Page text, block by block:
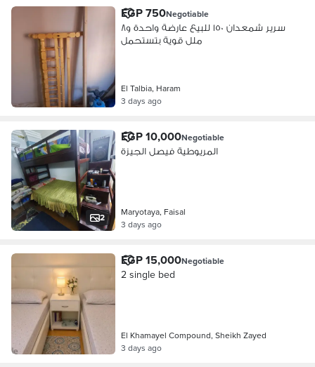
EGP 750Negotiable
سرير شمعدان ١٥٠ للبيع عارضة واحدة و٨
ملل قوية بتستحمل
El Talbia, Haram
3 days ago
2
EGP 10,000Negotiable
المريوطية فيصل الجيزة
Maryotaya, Faisal
3 days ago
EGP 15,000Negotiable
2 single bed
El Khamayel Compound, Sheikh Zayed
3 days ago